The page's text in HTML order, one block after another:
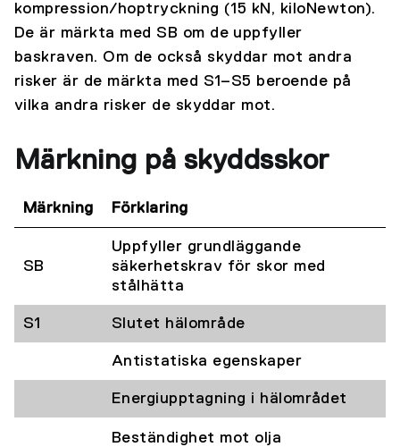
kompression/hoptryckning (15 kN, kiloNewton).
De är märkta med SB om de uppfyller
baskraven. Om de också skyddar mot andra
risker är de märkta med S1–S5 beroende på
vilka andra risker de skyddar mot.
Märkning på skyddsskor
Märkning Förklaring
SB
Uppfyller grundläggande
säkerhetskrav för skor med
stålhätta
S1 Slutet hälområde
Antistatiska egenskaper
Energiupptagning i hälområdet
Beständighet mot olja